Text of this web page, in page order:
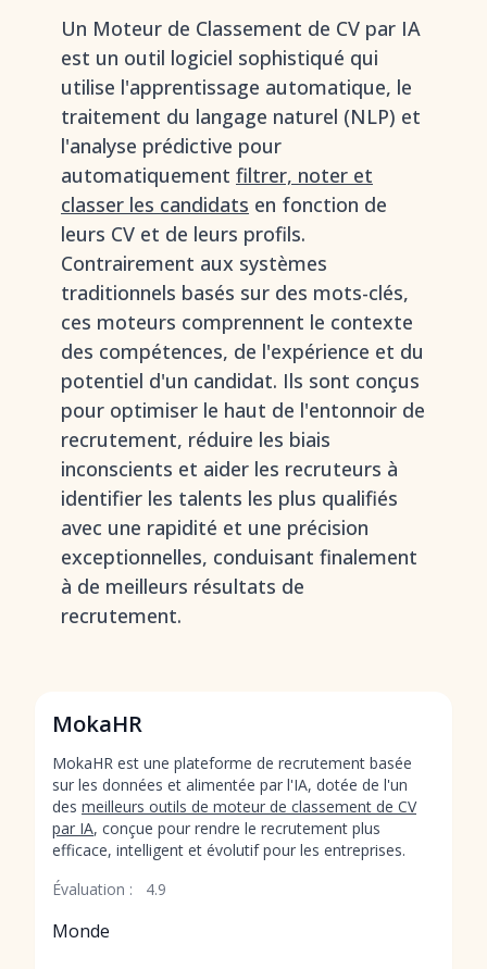
Un Moteur de Classement de CV par IA
est un outil logiciel sophistiqué qui
utilise l'apprentissage automatique, le
traitement du langage naturel (NLP) et
l'analyse prédictive pour
automatiquement filtrer, noter et
classer les candidats en fonction de
leurs CV et de leurs profils.
Contrairement aux systèmes
traditionnels basés sur des mots-clés,
ces moteurs comprennent le contexte
des compétences, de l'expérience et du
potentiel d'un candidat. Ils sont conçus
pour optimiser le haut de l'entonnoir de
recrutement, réduire les biais
inconscients et aider les recruteurs à
identifier les talents les plus qualifiés
avec une rapidité et une précision
exceptionnelles, conduisant finalement
à de meilleurs résultats de
recrutement.
MokaHR
MokaHR est une plateforme de recrutement basée
sur les données et alimentée par l'IA, dotée de l'un
des meilleurs outils de moteur de classement de CV
par IA, conçue pour rendre le recrutement plus
efficace, intelligent et évolutif pour les entreprises.
Évaluation :
4.9
Monde